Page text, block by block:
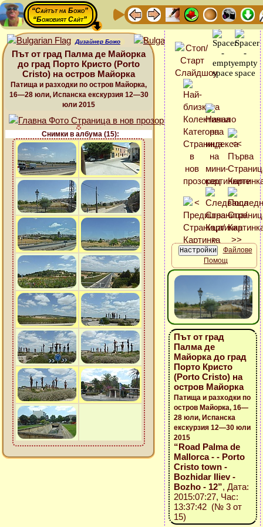
“Сайтът на Божо”
“Божовият Сайт”
Дизайнер Божо
Път от град Палма де Майорка
до град Порто Кристо (Porto
Cristo) на остров Майорка
Патища и разходки по остров Майорка,
16—28 юли, Испанска екскурзия 12—30
юли 2015
Снимки в албума (15):
Файлове
Помощ
Път от град
Палма де
Майорка до град
Порто Кристо
(Porto Cristo) на
остров Майорка
Патища и разходки по
остров Майорка, 16—
28 юли, Испанска
екскурзия 12—30 юли
2015
“Road Palma de
Mallorca - - Porto
Cristo town -
Bozhidar Iliev -
Bozho - 12”, Дата:
2015:07:27, Час:
13:37:42 (№ 3 от
15)